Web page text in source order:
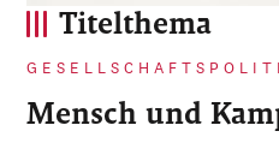
Titelthema
Mensch und